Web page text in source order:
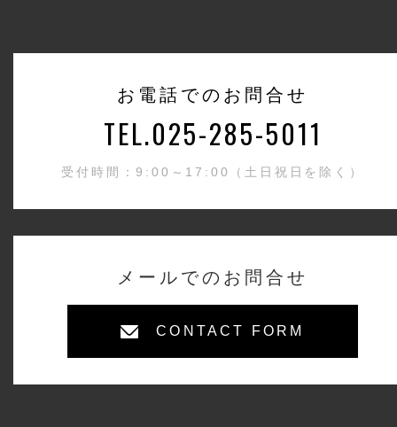
お電話でのお問合せ
TEL.025-285-5011
受付時間：9:00～17:00（土日祝日を除く）
メールでのお問合せ
CONTACT FORM